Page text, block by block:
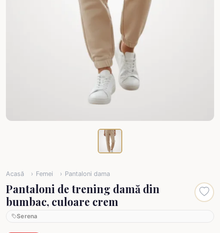
Acasă Femei Pantaloni dama
Pantaloni de trening damă din
bumbac, culoare crem
Serena